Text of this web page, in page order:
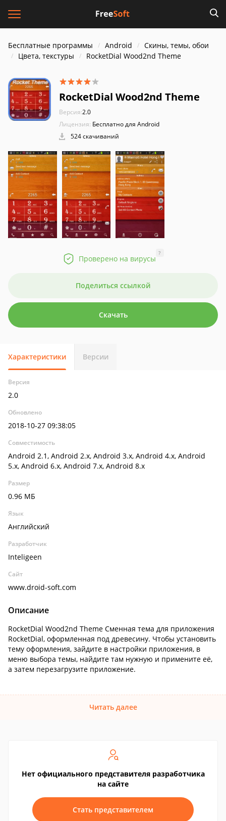
Бесплатные программы Android
Скины, темы, обои
Цвета, текстуры
RocketDial Wood2nd Theme
RocketDial Wood2nd Theme
Версия:2.0
Лицензия: Бесплатно для Android
524 скачиваний
Проверено на вирусы
?
Поделиться ссылкой
Скачать
Характеристики Версии
Версия
2.0
Обновлено
2018-10-27 09:38:05
Совместимость
Android 2.1, Android 2.x, Android 3.x, Android 4.x, Android
5.x, Android 6.x, Android 7.x, Android 8.x
Размер
0.96 МБ
Язык
Английский
Разработчик
Inteligeen
Сайт
www.droid-soft.com
Описание
RocketDial Wood2nd Theme Сменная тема для приложения
RocketDial, оформленная под древесину. Чтобы установить
тему оформления, зайдите в настройки приложения, в
меню выбора темы, найдите там нужную и примените её,
а затем перезагрузите приложение.
Читать далее
Нет официального представителя разработчика
на сайте
Стать представителем